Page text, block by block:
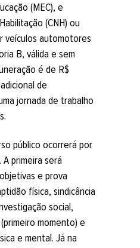
(MEC), e
(CNH) ou
veículos automotores
B, válida e sem
é de R$
de
jornada de trabalho
público ocorrerá por
primeira será
e prova
física, sindicância
social,
momento) e
e mental. Já na